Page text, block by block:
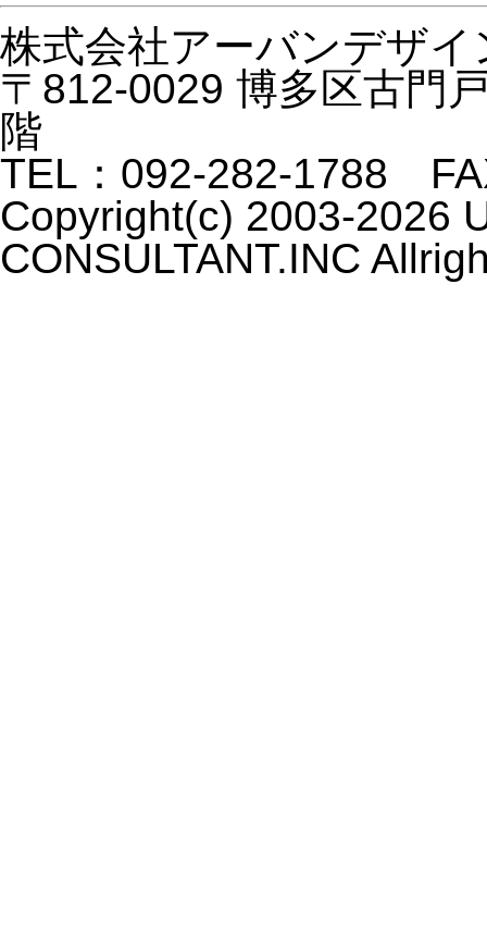
株式会社アーバンデザ
〒812-0029 博多区古門
階
TEL：092-282-1788
Copyright(c) 2003-2026
CONSULTANT.INC